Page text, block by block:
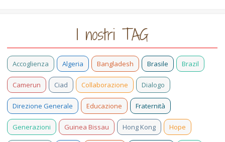
I nostri TAG
Accoglienza Algeria Bangladesh Brasile Brazil
Camerun Ciad Collaborazione Dialogo
Direzione Generale Educazione Fraternità
Generazioni Guinea Bissau Hong Kong Hope